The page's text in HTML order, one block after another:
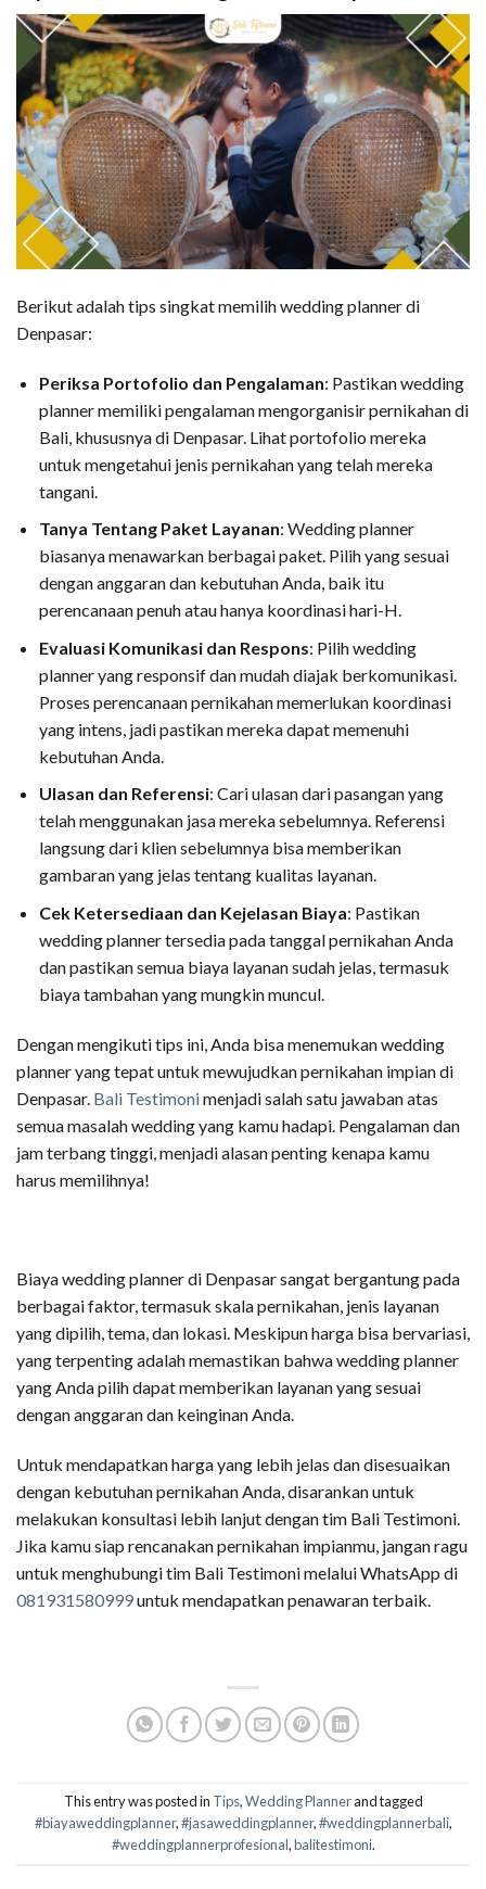
Berikut adalah tips singkat memilih wedding planner di
Denpasar:
Periksa Portofolio dan Pengalaman: Pastikan wedding
planner memiliki pengalaman mengorganisir pernikahan di
Bali, khususnya di Denpasar. Lihat portofolio mereka
untuk mengetahui jenis pernikahan yang telah mereka
tangani.
Tanya Tentang Paket Layanan: Wedding planner
biasanya menawarkan berbagai paket. Pilih yang sesuai
dengan anggaran dan kebutuhan Anda, baik itu
perencanaan penuh atau hanya koordinasi hari-H.
Evaluasi Komunikasi dan Respons: Pilih wedding
planner yang responsif dan mudah diajak berkomunikasi.
Proses perencanaan pernikahan memerlukan koordinasi
yang intens, jadi pastikan mereka dapat memenuhi
kebutuhan Anda.
Ulasan dan Referensi: Cari ulasan dari pasangan yang
telah menggunakan jasa mereka sebelumnya. Referensi
langsung dari klien sebelumnya bisa memberikan
gambaran yang jelas tentang kualitas layanan.
Cek Ketersediaan dan Kejelasan Biaya: Pastikan
wedding planner tersedia pada tanggal pernikahan Anda
dan pastikan semua biaya layanan sudah jelas, termasuk
biaya tambahan yang mungkin muncul.
Dengan mengikuti tips ini, Anda bisa menemukan wedding
planner yang tepat untuk mewujudkan pernikahan impian di
Denpasar. Bali Testimonimenjadi salah satu jawaban atas
semua masalah wedding yang kamu hadapi. Pengalaman dan
jam terbang tinggi, menjadi alasan penting kenapa kamu
harus memilihnya!
Biaya wedding planner di Denpasar sangat bergantung pada
berbagai faktor, termasuk skala pernikahan, jenis layanan
yang dipilih, tema, dan lokasi. Meskipun harga bisa bervariasi,
yang terpenting adalah memastikan bahwa wedding planner
yang Anda pilih dapat memberikan layanan yang sesuai
dengan anggaran dan keinginan Anda.
Untuk mendapatkan harga yang lebih jelas dan disesuaikan
dengan kebutuhan pernikahan Anda, disarankan untuk
melakukan konsultasi lebih lanjut dengan tim Bali Testimoni.
Jika kamu siap rencanakan pernikahan impianmu, jangan ragu
untuk menghubungi tim Bali Testimoni melalui WhatsApp di
081931580999untuk mendapatkan penawaran terbaik.
This entry was posted in Tips,Wedding Plannerand tagged
#biayaweddingplanner,#jasaweddingplanner,#weddingplannerbali,
#weddingplannerprofesional,balitestimoni.